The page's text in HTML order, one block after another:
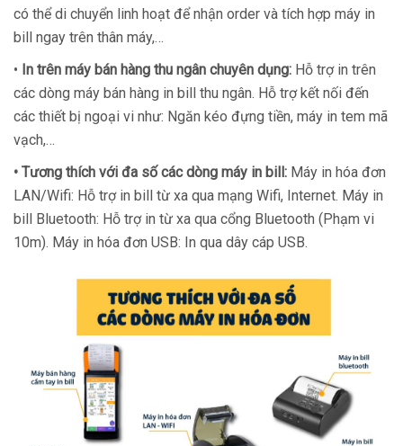
có thể di chuyển linh hoạt để nhận order và tích hợp máy in
bill ngay trên thân máy,…
• In trên máy bán hàng thu ngân chuyên dụng: Hỗ trợ in trên
các dòng máy bán hàng in bill thu ngân. Hỗ trợ kết nối đến
các thiết bị ngoại vi như: Ngăn kéo đựng tiền, máy in tem mã
vạch,…
• Tương thích với đa số các dòng máy in bill: Máy in hóa đơn
LAN/Wifi: Hỗ trợ in bill từ xa qua mạng Wifi, Internet. Máy in
bill Bluetooth: Hỗ trợ in từ xa qua cổng Bluetooth (Phạm vi
10m). Máy in hóa đơn USB: In qua dây cáp USB.